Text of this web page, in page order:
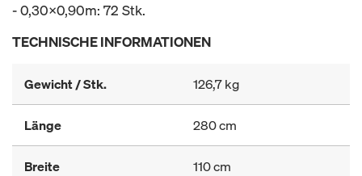
- 0,30x0,90m: 72 Stk.
TECHNISCHE INFORMATIONEN
Gewicht / Stk. 126,7 kg
Länge 280 cm
Breite 110 cm